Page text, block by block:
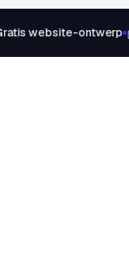
website-ontwerp